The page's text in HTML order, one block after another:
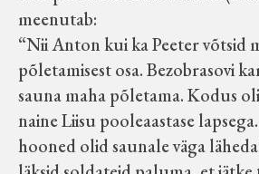
meenutab:
“Nii Anton kui ka Peeter võtsid
põletamisest osa. Bezobrasovi
sauna maha põletama. Kodus
naine Liisu pooleaastase
hooned olid saunale väga